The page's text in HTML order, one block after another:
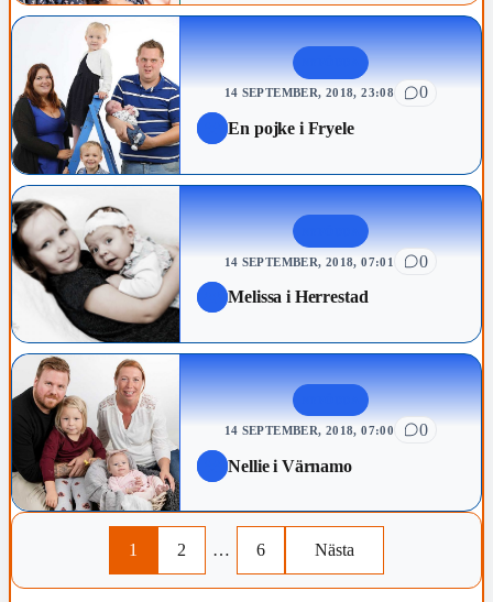
14 SEPTEMBER, 2018, 23:08
0
En pojke i Fryele
14 SEPTEMBER, 2018, 07:01
0
Melissa i Herrestad
14 SEPTEMBER, 2018, 07:00
0
Nellie i Värnamo
1 2 … 6 Nästa